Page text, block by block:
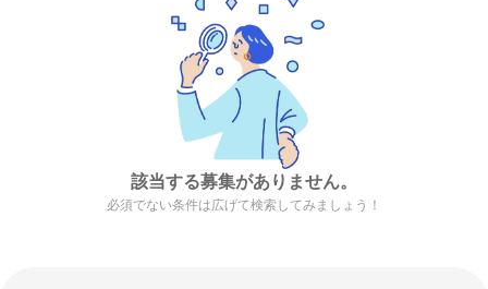
該当する募集がありません。
必須でない条件は広げて検索してみましょう！